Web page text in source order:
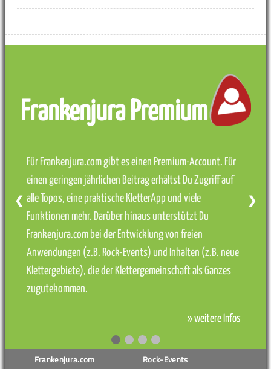
Frankenjura Premium
Für Frankenjura.com gibt es einen Premium-Account. Für
einen geringen jährlichen Beitrag erhältst Du Zugriff auf
alle Topos, eine praktische KletterApp und viele
Funktionen mehr. Darüber hinaus unterstützt Du
Frankenjura.com bei der Entwicklung von freien
Anwendungen (z.B. Rock-Events) und Inhalten (z.B. neue
Klettergebiete), die der Klettergemeinschaft als Ganzes
zugutekommen.
» weitere Infos
❮ ❯
Frankenjura.com Rock-Events